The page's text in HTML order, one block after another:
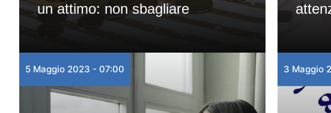
un attimo: non sbagliare
5 Maggio 2023 - 07:00 3 Maggio